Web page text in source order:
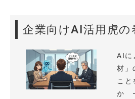
企業向けAI活用虎の
AIに
材」
こと
か